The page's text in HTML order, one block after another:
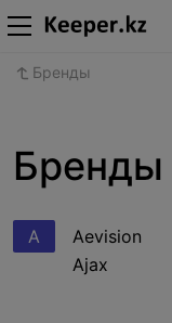
Бренды
Бренды
A
Aevision
Ajax